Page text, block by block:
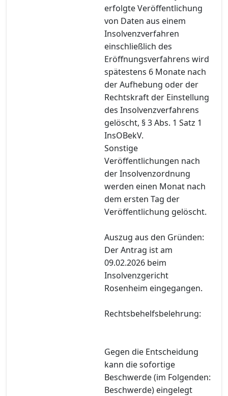
erfolgte Veröffentlichung
von Daten aus einem
Insolvenzverfahren
einschließlich des
Eröffnungsverfahrens wird
spätestens 6 Monate nach
der Aufhebung oder der
Rechtskraft der Einstellung
des Insolvenzverfahrens
gelöscht, § 3 Abs. 1 Satz 1
InsOBekV.
Sonstige
Veröffentlichungen nach
der Insolvenzordnung
werden einen Monat nach
dem ersten Tag der
Veröffentlichung gelöscht.
Auszug aus den Gründen:
Der Antrag ist am
09.02.2026 beim
Insolvenzgericht
Rosenheim eingegangen.
Rechtsbehelfsbelehrung:
Gegen die Entscheidung
kann die sofortige
Beschwerde (im Folgenden:
Beschwerde) eingelegt